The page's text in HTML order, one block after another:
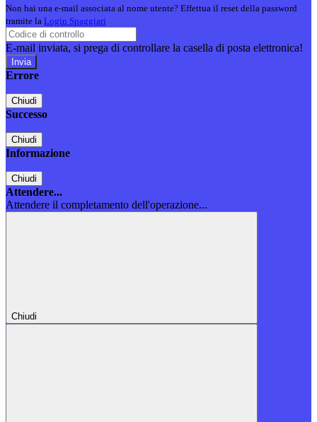
Non hai una e-mail associata al nome utente? Effettua il reset della password
tramite la Login Spaggiari
E-mail inviata, si prega di controllare la casella di posta elettronica!
Errore
Chiudi
Successo
Chiudi
Informazione
Chiudi
Attendere...
Attendere il completamento dell'operazione...
Chiudi